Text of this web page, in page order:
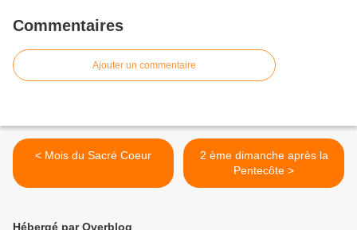
Commentaires
Ajouter un commentaire
< Mois du Sacré Coeur
2 ème dimanche après la
Pentecôte >
Hébergé par Overblog